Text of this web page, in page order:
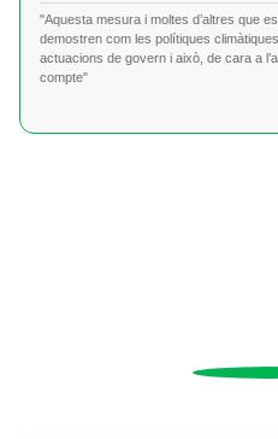
"Aquesta mesura i moltes d’altres que
demostren com les polítiques
actuacions de govern i això, de cara a
compte"